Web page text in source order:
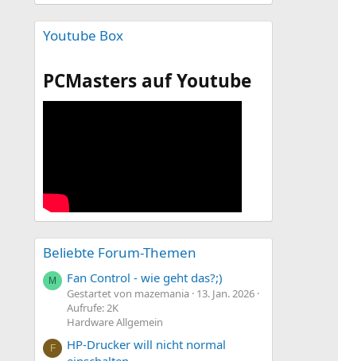
Youtube Box
PCMasters auf Youtube
Beliebte Forum-Themen
M Fan Control - wie geht das?;)
Gestartet von mazemania 13. Jan. 2026
Aufrufe: 2K
Hardware Allgemein
F
HP-Drucker will nicht normal